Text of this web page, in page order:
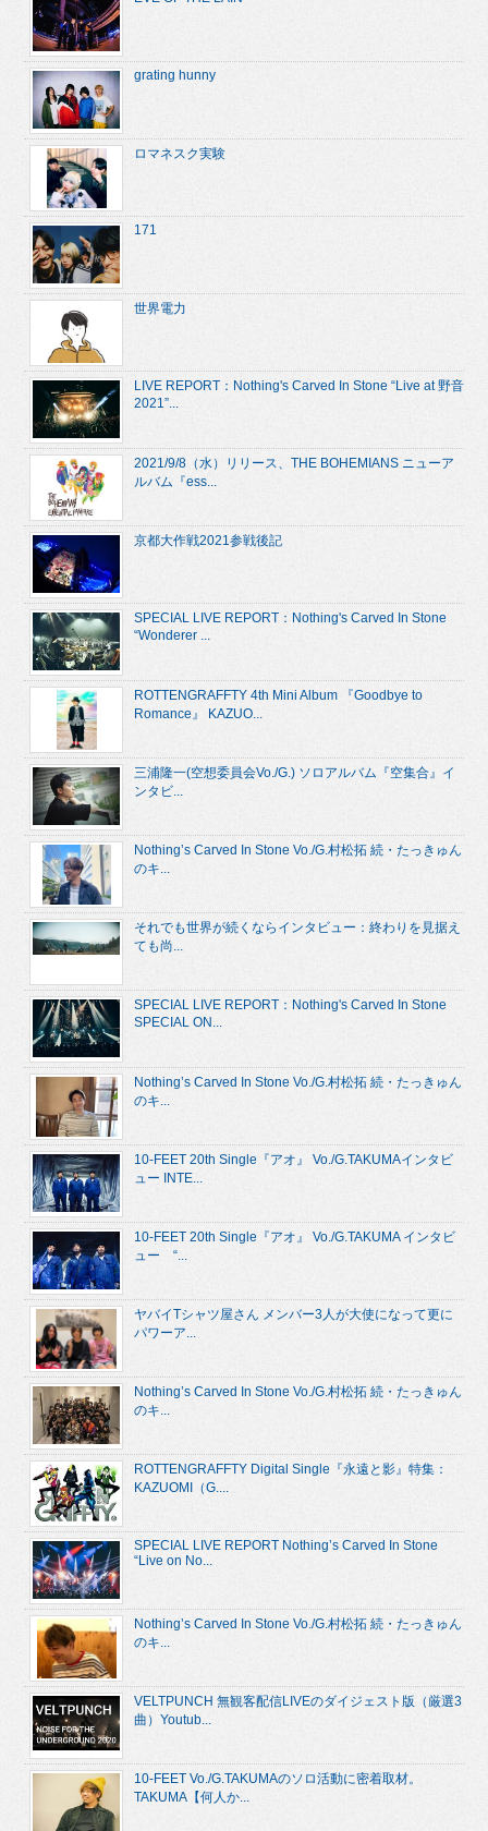
grating hunny
ロマネスク実験
171
世界電力
LIVE REPORT：Nothing's Carved In Stone “Live at 野音
2021”...
2021/9/8（水）リリース、THE BOHEMIANS ニューア
ルバム『ess...
京都大作戦2021参戦後記
SPECIAL LIVE REPORT：Nothing's Carved In Stone
“Wonderer ...
ROTTENGRAFFTY 4th Mini Album 『Goodbye to
Romance』 KAZUO...
三浦隆一(空想委員会Vo./G.) ソロアルバム『空集合』イ
ンタビ...
Nothing’s Carved In Stone Vo./G.村松拓 続・たっきゅん
のキ...
それでも世界が続くならインタビュー：終わりを見据え
ても尚...
SPECIAL LIVE REPORT：Nothing's Carved In Stone
SPECIAL ON...
Nothing’s Carved In Stone Vo./G.村松拓 続・たっきゅん
のキ...
10-FEET 20th Single『アオ』 Vo./G.TAKUMAインタビ
ュー INTE...
10-FEET 20th Single『アオ』 Vo./G.TAKUMA インタビ
ュー “...
ヤバイTシャツ屋さん メンバー3人が大使になって更に
パワーア...
Nothing’s Carved In Stone Vo./G.村松拓 続・たっきゅん
のキ...
ROTTENGRAFFTY Digital Single『永遠と影』特集：
KAZUOMI（G....
SPECIAL LIVE REPORT Nothing’s Carved In Stone
“Live on No...
Nothing’s Carved In Stone Vo./G.村松拓 続・たっきゅん
のキ...
VELTPUNCH 無観客配信LIVEのダイジェスト版（厳選3
曲）Youtub...
10-FEET Vo./G.TAKUMAのソロ活動に密着取材。
TAKUMA【何人か...